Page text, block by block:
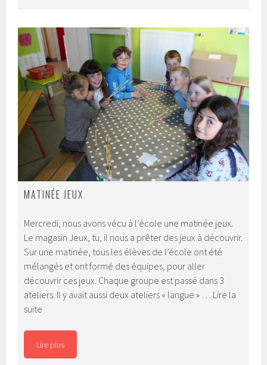
MATINÉE JEUX
Mercredi, nous avons vécu à l’école une matinée jeux.
Le magasin Jeux, tu, il nous a prêter des jeux à découvrir.
Sur une matinée, tous les élèves de l’école ont été
mélangés et ont formé des équipes, pour aller
découvrir ces jeux. Chaque groupe est passé dans 3
ateliers. Il y avait aussi deux ateliers « langue » … Lire la
suite
Lire plus